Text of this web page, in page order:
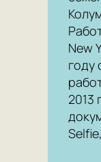
New
году
2013